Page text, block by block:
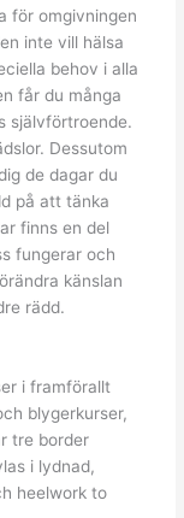
för omgivningen
inte vill hälsa
behov i alla
får du många
självförtroende.
Dessutom
de dagar du
på att tänka
finns en del
fungerar och
känslan
rädd.
i framförallt
blygerkurser,
tre border
i lydnad,
heelwork to